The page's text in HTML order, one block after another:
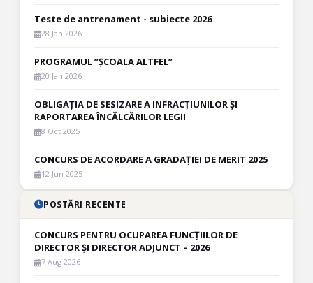
Teste de antrenament - subiecte 2026
28 Jan 2026
PROGRAMUL ”ȘCOALA ALTFEL”
20 Jan 2026
OBLIGAȚIA DE SESIZARE A INFRACȚIUNILOR ȘI
RAPORTAREA ÎNCĂLCĂRILOR LEGII
8 Oct 2025
CONCURS DE ACORDARE A GRADAȚIEI DE MERIT 2025
12 Jun 2025
POSTĂRI RECENTE
CONCURS PENTRU OCUPAREA FUNCȚIILOR DE
DIRECTOR ȘI DIRECTOR ADJUNCT – 2026
7 Aug 2026